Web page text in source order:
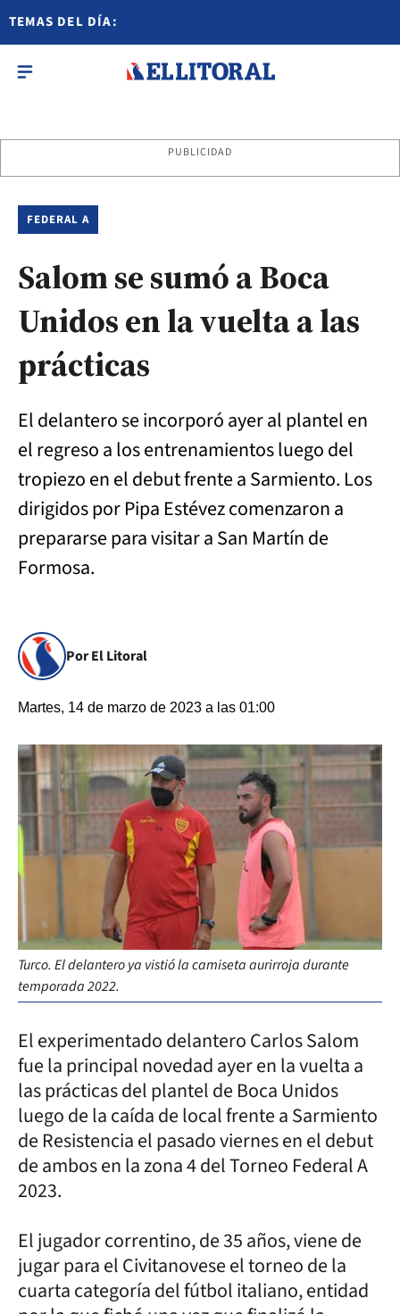
TEMAS DEL DÍA:
PUBLICIDAD
FEDERAL A
Salom se sumó a Boca
Unidos en la vuelta a las
prácticas
El delantero se incorporó ayer al plantel en
el regreso a los entrenamientos luego del
tropiezo en el debut frente a Sarmiento. Los
dirigidos por Pipa Estévez comenzaron a
prepararse para visitar a San Martín de
Formosa.
Por El Litoral
Martes, 14 de marzo de 2023 a las 01:00
Turco. El delantero ya vistió la camiseta aurirroja durante
temporada 2022.
El experimentado delantero Carlos Salom
fue la principal novedad ayer en la vuelta a
las prácticas del plantel de Boca Unidos
luego de la caída de local frente a Sarmiento
de Resistencia el pasado viernes en el debut
de ambos en la zona 4 del Torneo Federal A
2023.
El jugador correntino, de 35 años, viene de
jugar para el Civitanovese el torneo de la
cuarta categoría del fútbol italiano, entidad